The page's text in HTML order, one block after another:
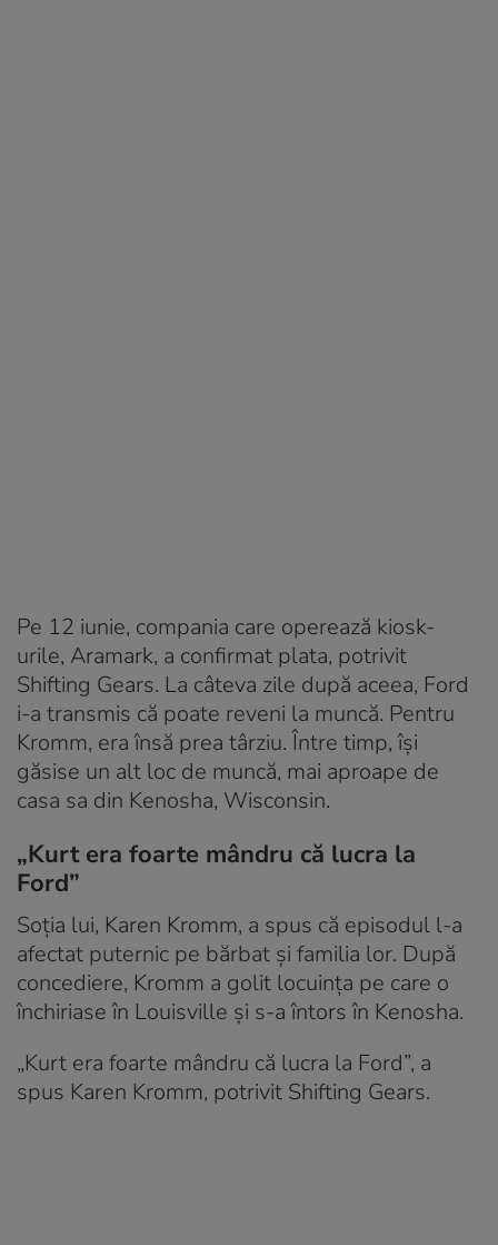
Pe 12 iunie, compania care operează kiosk-
urile, Aramark, a confirmat plata, potrivit
Shifting Gears. La câteva zile după aceea, Ford
i-a transmis că poate reveni la muncă. Pentru
Kromm, era însă prea târziu. Între timp, își
găsise un alt loc de muncă, mai aproape de
casa sa din Kenosha, Wisconsin.
„Kurt era foarte mândru că lucra la
Ford”
Soția lui, Karen Kromm, a spus că episodul l-a
afectat puternic pe bărbat și familia lor. După
concediere, Kromm a golit locuința pe care o
închiriase în Louisville și s-a întors în Kenosha.
„Kurt era foarte mândru că lucra la Ford”, a
spus Karen Kromm, potrivit Shifting Gears.